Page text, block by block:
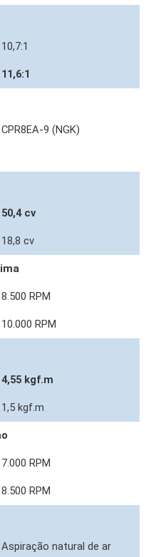
10,7:1
11,6:1
CPR8EA-9 (NGK)
50,4 cv
18,8 cv
8.500 RPM
10.000 RPM
4,55 kgf.m
1,5 kgf.m
7.000 RPM
8.500 RPM
Aspiração natural de ar